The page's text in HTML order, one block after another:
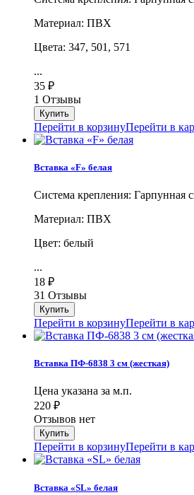
Материал: ПВХ
Цвета: 347, 501, 571
...
35 ₽
1 Отзывы
Перейти в корзинуПерейти в
Вставка «F» белая
Система крепления: Гарпунная
Материал: ПВХ
Цвет: белый
...
18 ₽
31 Отзывы
Перейти в корзинуПерейти в
Вставка ПФ-6838 3 см (жесткая)
Цена указана за м.п.
220 ₽
Отзывов нет
Перейти в корзинуПерейти в
Вставка «SL» белая